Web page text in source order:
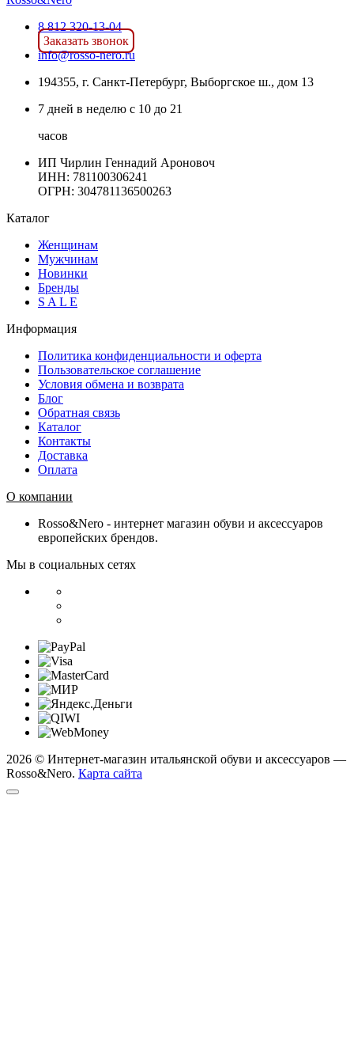
8 812 320-13-04
Заказать звонок
info@rosso-nero.ru
194355, г. Санкт-Петербург, Выборгское ш., дом 13
7 дней в неделю с 10 до 21
часов
ИП Чирлин Геннадий Ароновоч
ИНН: 781100306241
ОГРН: 304781136500263
Каталог
Женщинам
Мужчинам
Новинки
Бренды
S A L E
Информация
Политика конфиденциальности и оферта
Пользовательское соглашение
Условия обмена и возврата
Блог
Обратная связь
Каталог
Контакты
Доставка
Оплата
О компании
Rosso&Nero - интернет магазин обуви и аксессуаров
европейских брендов.
Мы в социальных сетях
2026 © Интернет-магазин итальянской обуви и аксессуаров —
Rosso&Nero. Карта сайта